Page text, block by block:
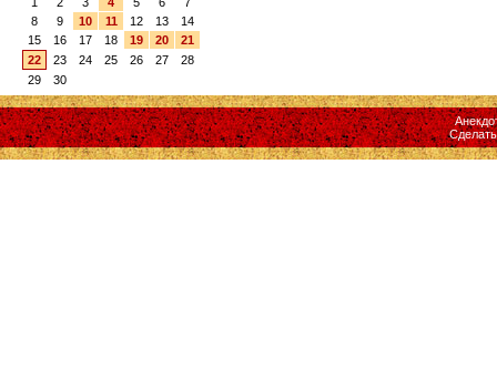
8
9 10 11 12 13
14
15
16 17 18 19 20
21
22
23 24 25 26 27
28
29
30